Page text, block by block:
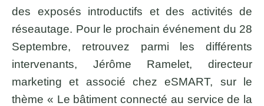
des exposés introductifs et des activités de
réseautage. Pour le prochain événement du 28
Septembre, retrouvez parmi les différents
intervenants, Jérôme Ramelet, directeur
marketing et associé chez eSMART, sur le
thème « Le bâtiment connecté au service de la